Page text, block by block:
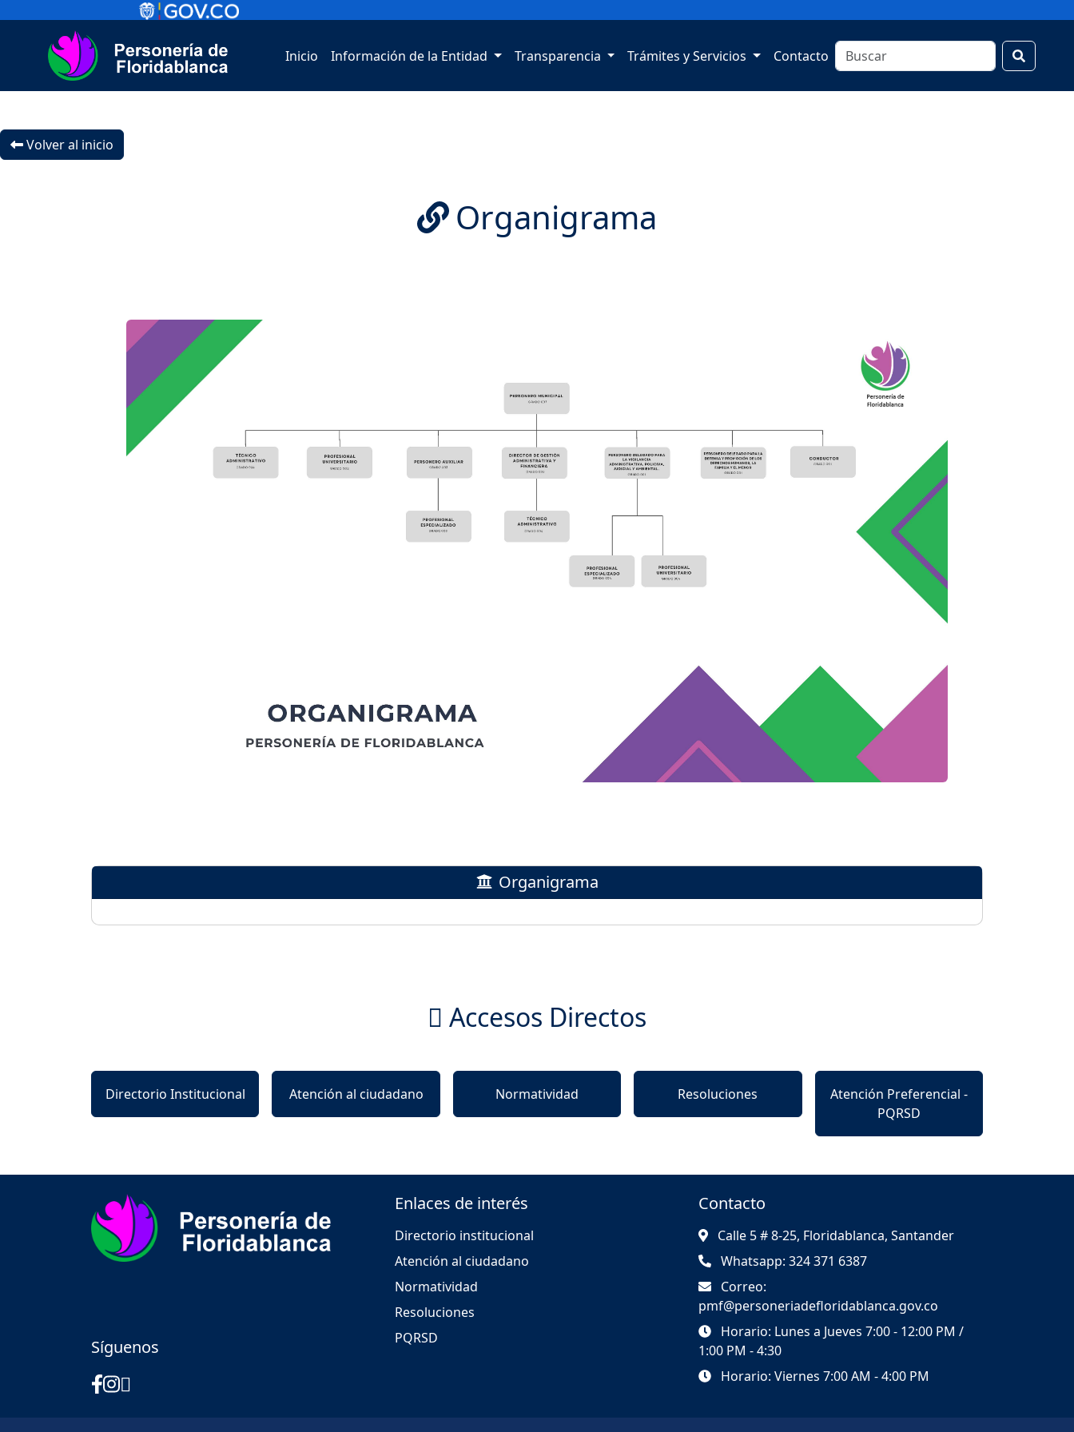
Inicio Información de la Entidad Transparencia Trámites y Servicios Contacto
Volver al inicio
Organigrama
Organigrama
Accesos Directos
Directorio Institucional Atención al ciudadano Normatividad Resoluciones
Atención Preferencial -
PQRSD
Síguenos
Enlaces de interés
Directorio institucional
Atención al ciudadano
Normatividad
Resoluciones
PQRSD
Contacto
Calle 5 # 8-25, Floridablanca, Santander
Whatsapp: 324 371 6387
Correo:
pmf@personeriadefloridablanca.gov.co
Horario: Lunes a Jueves 7:00 - 12:00 PM /
1:00 PM - 4:30
Horario: Viernes 7:00 AM - 4:00 PM